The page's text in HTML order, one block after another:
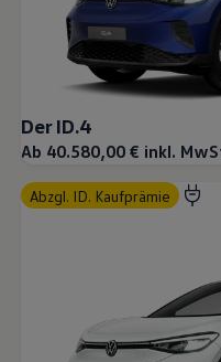
Der ID.4
Ab 40.580,00 € inkl.
abzgl. ID. Kaufprämie